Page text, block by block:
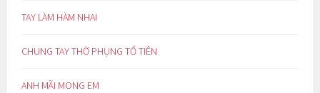
TAY LÀM HÀM NHAI
CHUNG TAY THỜ PHỤNG TỔ TIÊN
ANH MÃI MONG EM